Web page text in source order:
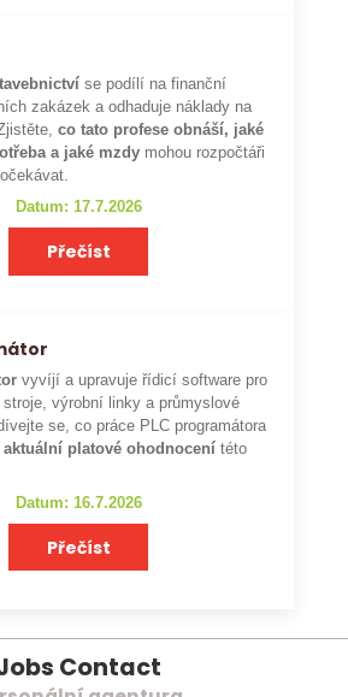
se podílí na finanční
zakázek a odhaduje náklady na
co tato profese obnáší, jaké
a jaké mzdy mohou rozpočtáři
Datum: 17.7.2026
Přečíst
vyvíjí a upravuje řídicí software pro
výrobní linky a průmyslové
se, co práce PLC programátora
aktuální platové ohodnocení této
Datum: 16.7.2026
Přečíst
Contact